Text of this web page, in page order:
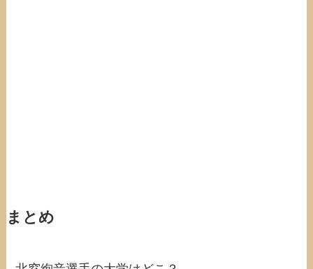
まとめ